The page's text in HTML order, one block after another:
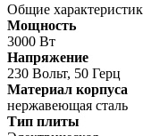
Общие
Мощность
3000 Вт
Напряжение
230 Вольт, 50 Герц
Материал корпуса
нержавеющая сталь
Тип плиты